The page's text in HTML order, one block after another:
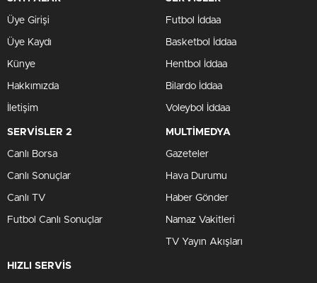
Üye Girişi
Üye Kaydı
Künye
Hakkımızda
İletişim
Futbol İddaa
Basketbol İddaa
Hentbol İddaa
Bilardo İddaa
Voleybol İddaa
SERVİSLER 2
Canlı Borsa
Canlı Sonuçlar
Canlı TV
Futbol Canlı Sonuçlar
MULTİMEDYA
Gazeteler
Hava Durumu
Haber Gönder
Namaz Vakitleri
TV Yayın Akışları
HIZLI SERVİS